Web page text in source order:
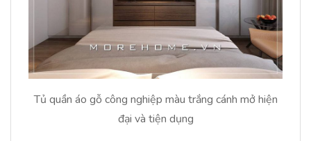
Tủ quần áo gỗ công nghiệp màu trắng cánh mở hiện
đại và tiện dụng